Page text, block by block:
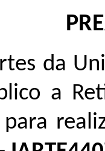
da
a